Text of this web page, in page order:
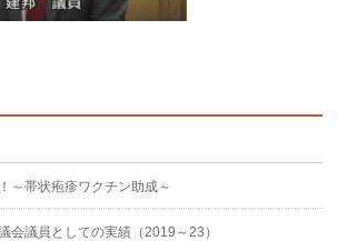
～帯状疱疹ワクチン助成～
会議員としての実績（2019～23）